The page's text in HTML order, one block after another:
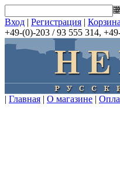
Вход | Регистрация | Корзина
+49-(0)-203 / 93 555 314,
| Главная | О магазине |